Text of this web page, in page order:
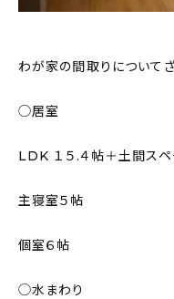
わが家の間取りについてざ
◯居室
LDK １５.４帖＋土間スペ
主寝室５帖
個室６帖
◯水まわり